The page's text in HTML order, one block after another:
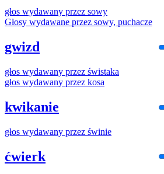
głos wydawany przez sowy
Głosy wydawane przez sowy, puchacze
gwizd
głos wydawany przez świstaka
głos wydawany przez kosa
kwikanie
głos wydawany przez świnie
ćwierk